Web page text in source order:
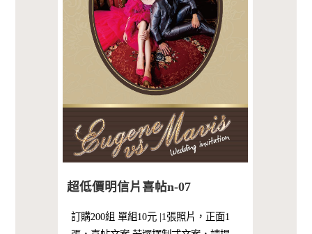
超低價明信片喜帖n-07
訂購200組 單組10元 |1張照片，正面1